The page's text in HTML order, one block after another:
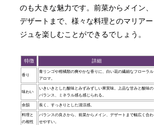
のも大きな魅力です。前菜からメイン、
デザートまで、様々な料理とのマリアー
ジュを楽しむことができるでしょう。
特徴 詳細
香り
青リンゴや柑橘類の爽やかな香りに、白い花の繊細なフローラル
アロマ。
味わい
いきいきとした酸味とみずみずしい果実味。上品な甘みと酸味の
バランス、ミネラル感も感じられる。
余韻 長く、すっきりとした清涼感。
料理と
の相性
バランスの良さから、前菜からメイン、デザートまで幅広く合わ
せやすい。